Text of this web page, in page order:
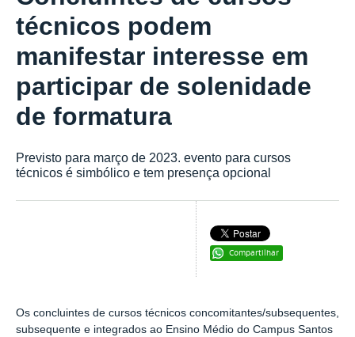
técnicos podem
manifestar interesse em
participar de solenidade
de formatura
Previsto para março de 2023. evento para cursos
técnicos é simbólico e tem presença opcional
Compartilhar
Os concluintes de cursos técnicos concomitantes/subsequentes,
subsequente e integrados ao Ensino Médio do Campus Santos